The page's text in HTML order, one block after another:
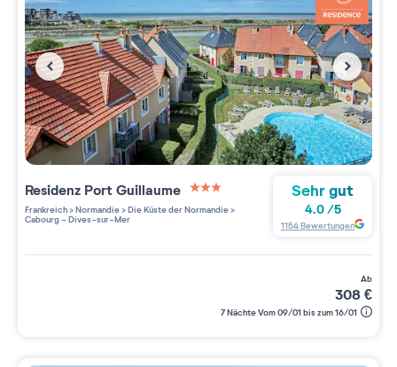
Residenz Port Guillaume
3 étoiles sur 5
Frankreich>Normandie>Die Küste der Normandie>
Cabourg - Dives-sur-Mer
Sehr gut
4.0/5
1154Bewertungen
ab
308€
7 Nächte Vom 09/01 bis zum 16/01